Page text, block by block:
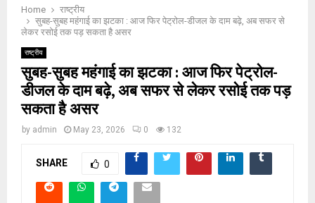
Home
राष्ट्रीय
सुबह-सुबह महंगाई का झटका : आज फिर पेट्रोल-डीजल के दाम बढ़े, अब सफर से
लेकर रसोई तक पड़ सकता है असर
राष्ट्रीय
सुबह-सुबह महंगाई का झटका : आज फिर पेट्रोल-
डीजल के दाम बढ़े, अब सफर से लेकर रसोई तक पड़
सकता है असर
by admin May 23, 2026 0 132
SHARE 0